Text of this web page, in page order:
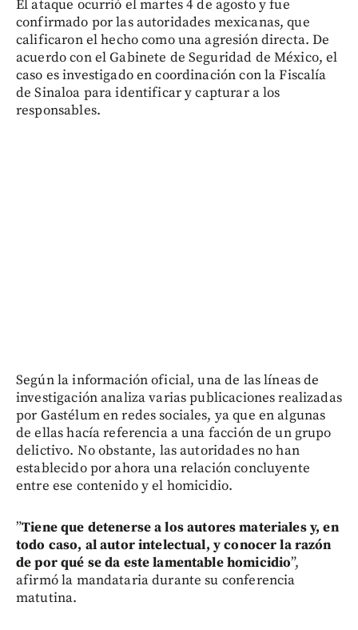
El ataque ocurrió el martes 4 de agosto y fue
confirmado por las autoridades mexicanas, que
calificaron el hecho como una agresión directa. De
acuerdo con el Gabinete de Seguridad de México, el
caso es investigado en coordinación con la Fiscalía
de Sinaloa para identificar y capturar a los
responsables.
Según la información oficial, una de las líneas de
investigación analiza varias publicaciones realizadas
por Gastélum en redes sociales, ya que en algunas
de ellas hacía referencia a una facción de un grupo
delictivo. No obstante, las autoridades no han
establecido por ahora una relación concluyente
entre ese contenido y el homicidio.
”Tiene que detenerse a los autores materiales y, en
todo caso, al autor intelectual, y conocer la razón
de por qué se da este lamentable homicidio”,
afirmó la mandataria durante su conferencia
matutina.